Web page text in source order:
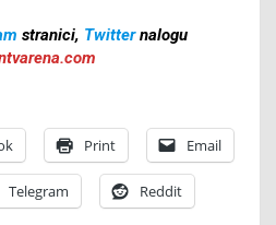
stranici, Twitternalogu
Print Email
Telegram Reddit